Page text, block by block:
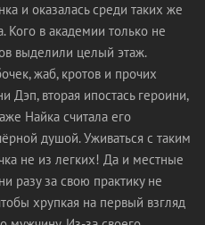
и оказалась среди таких же
Кого в академии только не
выделили целый этаж.
жаб, кротов и прочих
вторая ипостась героини,
Найка считала его
душой. Уживаться с таким
не из легких! Да и местные
разу за свою практику не
хрупкая на первый взгляд